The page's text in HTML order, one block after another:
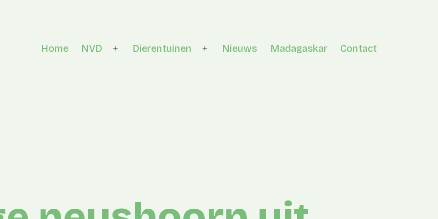
Home
NVD
Open menu
Dierentuinen
Open menu
Nieuws Madagaskar Contact